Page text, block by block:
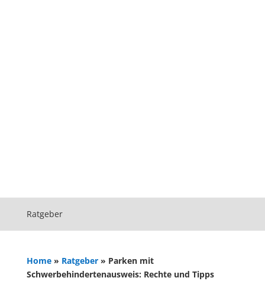
Ratgeber
Home» Ratgeber» Parken mit
Schwerbehindertenausweis: Rechte und Tipps